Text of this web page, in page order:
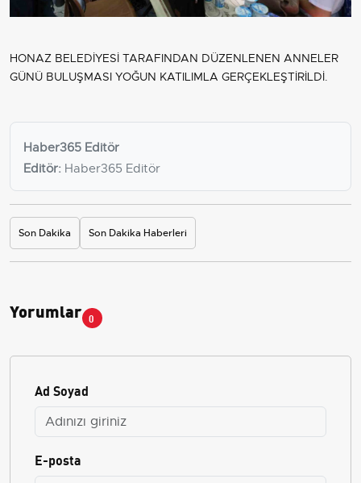
HONAZ BELEDİYESİ TARAFINDAN DÜZENLENEN ANNELER
GÜNÜ BULUŞMASI YOĞUN KATILIMLA GERÇEKLEŞTİRİLDİ.
Haber365 Editör
Editör: Haber365 Editör
Son Dakika Son Dakika Haberleri
Yorumlar 0
Ad Soyad
E-posta